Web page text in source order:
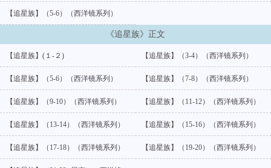
【追星族】（5-6）（西洋镜系列）
《追星族》正文
【追星族】(１-２) 【追星族】（3-4）（西洋镜系列）
【追星族】（5-6）（西洋镜系列） 【追星族】（7-8）（西洋镜系列）
【追星族】（9-10）（西洋镜系列） 【追星族】（11-12）（西洋镜系列）
【追星族】（13-14）（西洋镜系列） 【追星族】（15-16）（西洋镜系列）
【追星族】（17-18）（西洋镜系列） 【追星族】（19-20）（西洋镜系列）